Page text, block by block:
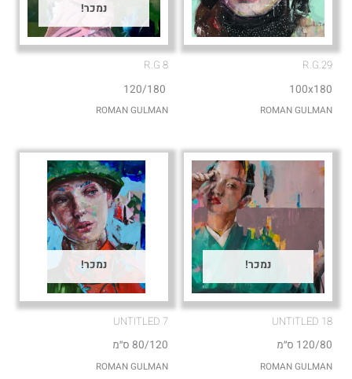
R.G.29
100x180
ROMAN GULMAN
נמכר!
R.G 8
ROMAN GULMAN
נמכר!
UNTITLED 18
120/80 ס״מ
ROMAN GULMAN
נמכר!
UNTITLED 7
80/120 ס״מ
ROMAN GULMAN